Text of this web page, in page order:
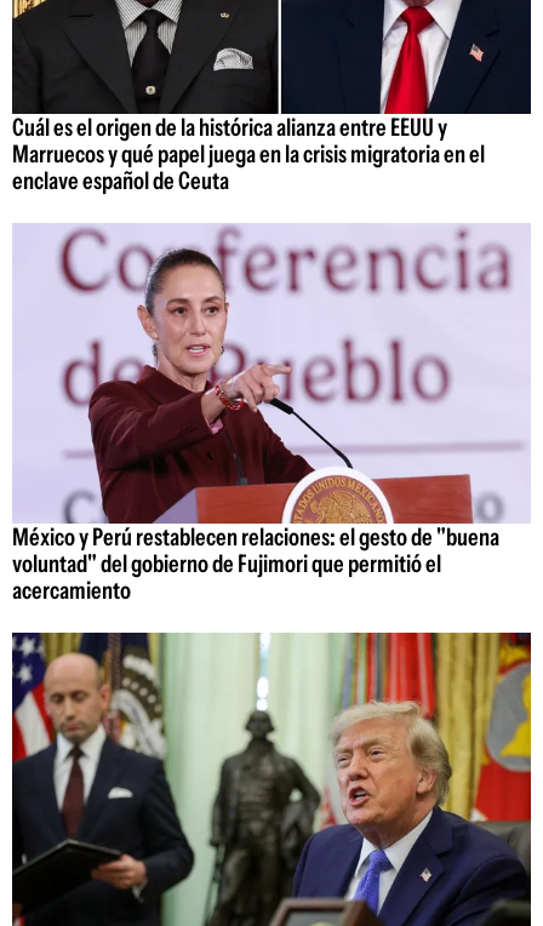
Cuál es el origen de la histórica alianza entre EEUU y
Marruecos y qué papel juega en la crisis migratoria en el
enclave español de Ceuta
México y Perú restablecen relaciones: el gesto de "buena
voluntad" del gobierno de Fujimori que permitió el
acercamiento